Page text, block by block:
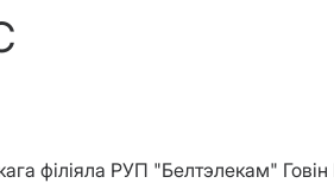
філіяла РУП "Белтэлекам" Говін